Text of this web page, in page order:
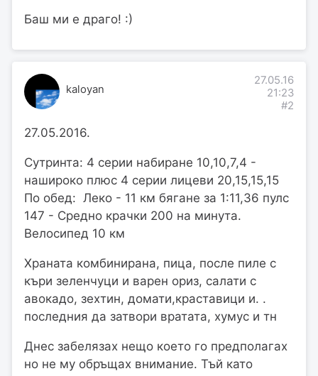
Баш ми е драго! :)
kaloyan
27.05.16
21:23
#2
27.05.2016.
Сутринта: 4 серии набиране 10,10,7,4 -
нашироко плюс 4 серии лицеви 20,15,15,15
По обед: Леко - 11 км бягане за 1:11,36 пулс
147 - Средно крачки 200 на минута.
Велосипед 10 км
Храната комбинирана, пица, после пиле с
къри зеленчуци и варен ориз, салати с
авокадо, зехтин, домати,краставици и. .
последния да затвори вратата, хумус и тн
Днес забелязах нещо което го предполагах
но не му обръщах внимание. Тъй като